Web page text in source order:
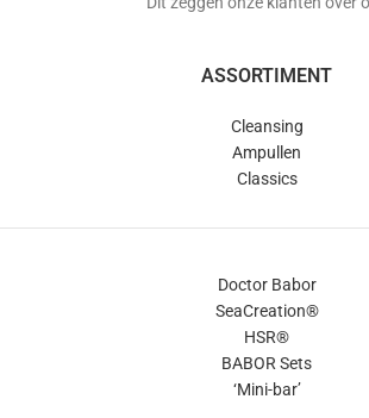
ASSORTIMENT
Cleansing
Ampullen
Classics
Doctor Babor
SeaCreation®
HSR®
BABOR Sets
‘Mini-bar’